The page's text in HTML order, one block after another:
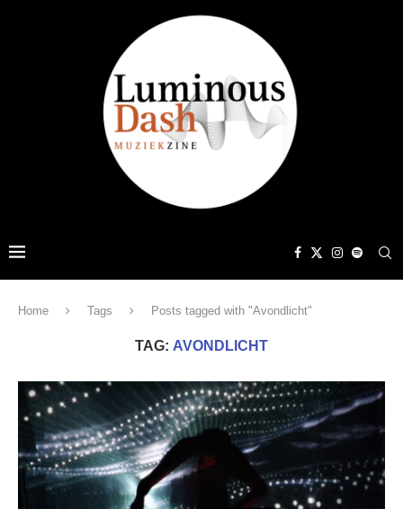
Home Tags Posts tagged with "Avondlicht"
TAG: AVONDLICHT